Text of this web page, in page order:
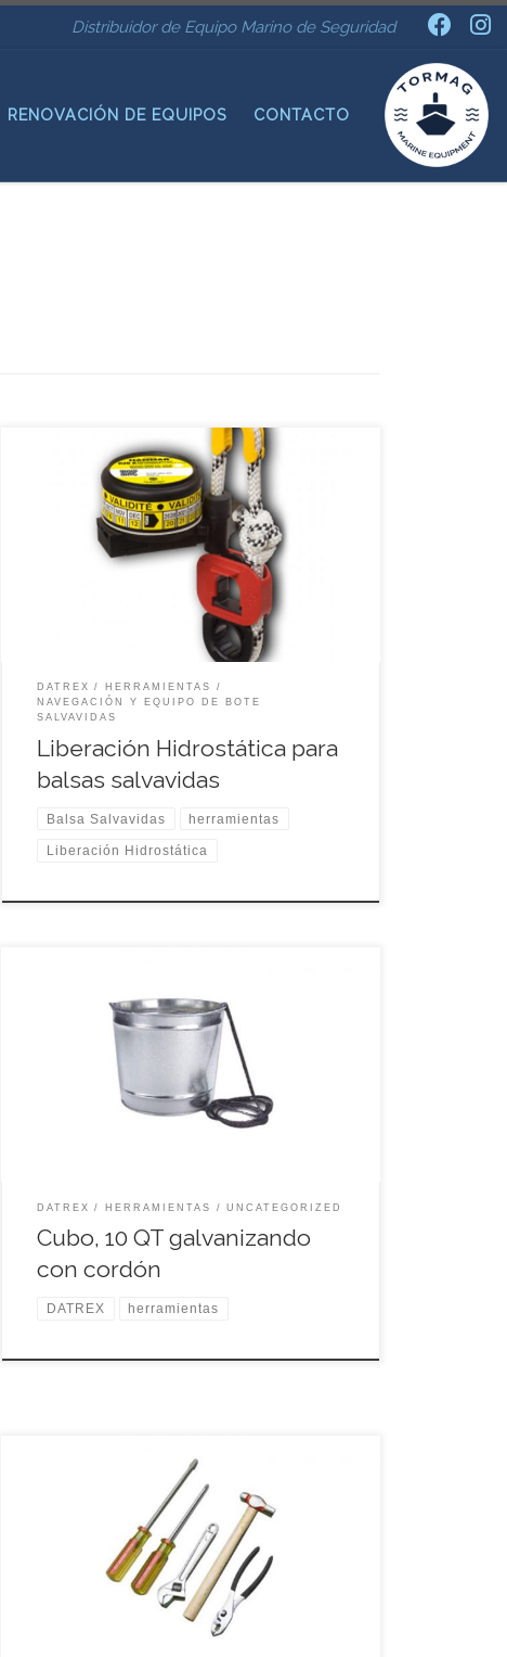
Distribuidor de Equipo Marino de Seguridad
RENOVACIÓN DE EQUIPOS CONTACTO
Especificaciones:
DATREX
HERRAMIENTAS
NAVEGACIÓN Y EQUIPO DE BOTE
SALVAVIDAS
Liberación Hidrostática para
balsas salvavidas
Balsa Salvavidas herramientas
Liberación Hidrostática
Código: CC0546M
DATREX HERRAMIENTAS UNCATEGORIZED
Cubo, 10 QT galvanizando
con cordón
DATREX herramientas
Código: DX1504M